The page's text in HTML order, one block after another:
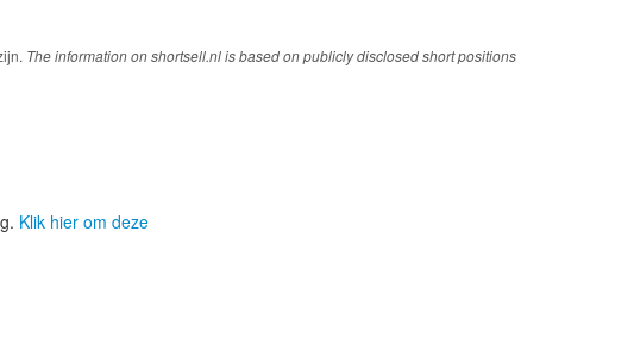
The information on shortsell.nl is based on publicly disclosed short positions
Klik hier om deze